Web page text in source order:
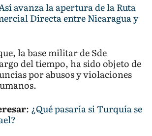
avanza la apertura de la Ruta
Directa entre Nicaragua y
la base militar de Sde
del tiempo, ha sido objeto de
por abusos y violaciones
: ¿Qué pasaría si Turquía se